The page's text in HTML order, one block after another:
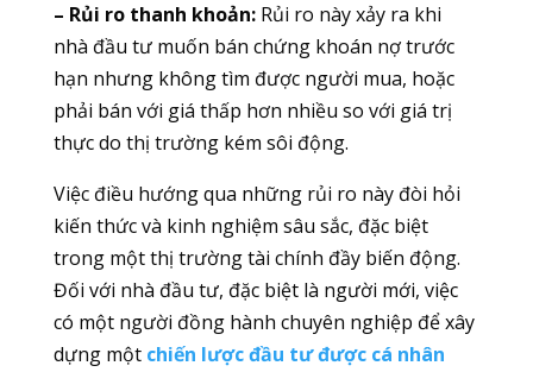
– Rủi ro thanh khoản:Rủi ro này xảy ra khi
nhà đầu tư muốn bán chứng khoán nợ trước
hạn nhưng không tìm được người mua, hoặc
phải bán với giá thấp hơn nhiều so với giá trị
thực do thị trường kém sôi động.
Việc điều hướng qua những rủi ro này đòi hỏi
kiến thức và kinh nghiệm sâu sắc, đặc biệt
trong một thị trường tài chính đầy biến động.
Đối với nhà đầu tư, đặc biệt là người mới, việc
có một người đồng hành chuyên nghiệp để xây
dựng một chiến lược đầu tư được cá nhân